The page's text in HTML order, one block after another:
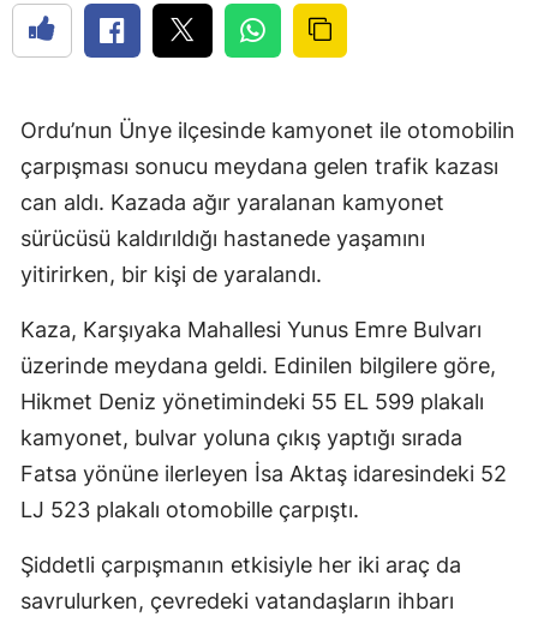
Ordu’nun Ünye ilçesinde kamyonet ile otomobilin
çarpışması sonucu meydana gelen trafik kazası
can aldı. Kazada ağır yaralanan kamyonet
sürücüsü kaldırıldığı hastanede yaşamını
yitirirken, bir kişi de yaralandı.
Kaza, Karşıyaka Mahallesi Yunus Emre Bulvarı
üzerinde meydana geldi. Edinilen bilgilere göre,
Hikmet Deniz yönetimindeki 55 EL 599 plakalı
kamyonet, bulvar yoluna çıkış yaptığı sırada
Fatsa yönüne ilerleyen İsa Aktaş idaresindeki 52
LJ 523 plakalı otomobille çarpıştı.
Şiddetli çarpışmanın etkisiyle her iki araç da
savrulurken, çevredeki vatandaşların ihbarı